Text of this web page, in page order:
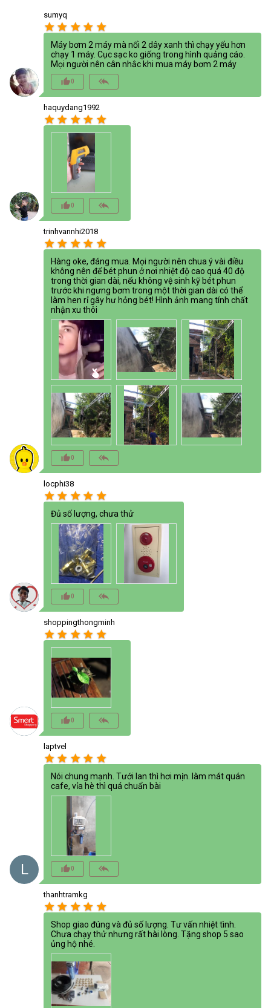
sumyq
star star star star star
Máy bơm 2 máy mà nối 2 dây xanh thì chạy yếu hơn
chạy 1 máy. Cục sạc ko giống trong hình quảng cáo.
Mọi người nên cân nhắc khi mua máy bơm 2 máy
thumb_up_alt0 reply_all
haquydang1992
star star star star star
thumb_up_alt0 reply_all
trinhvannhi2018
star star star star star
Hàng oke, đáng mua. Mọi người nên chua ý vài điều
không nên để bét phun ở nơi nhiệt độ cao quá 40 độ
trong thời gian dài, nếu không vệ sinh kỹ bét phun
trước khi ngưng bơm trong một thời gian dài có thể
làm hen rỉ gây hư hỏng bét! Hình ảnh mang tính chất
nhận xu thôi
thumb_up_alt0 reply_all
locphi38
star star star star star
Đủ số lượng, chưa thử
thumb_up_alt0 reply_all
shoppingthongminh
star star star star star
thumb_up_alt0 reply_all
L
laptvel
star star star star star
Nói chung mạnh. Tưới lan thì hơi mịn. làm mát quán
cafe, vỉa hè thì quá chuẩn bài
thumb_up_alt0 reply_all
thanhtramkg
star star star star star
Shop giao đúng và đủ số lượng. Tư vấn nhiệt tình.
Chưa chạy thử nhưng rất hài lòng. Tặng shop 5 sao
ủng hộ nhé.